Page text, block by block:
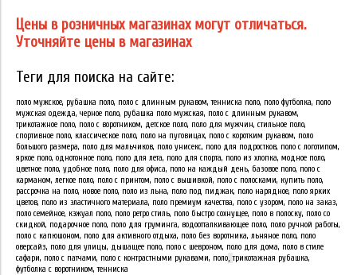
Цены в розничных магазинах могут отличаться.
Уточняйте цены в магазинах
Теги для поиска на сайте:
поло мужское, рубашка поло, поло с длинным рукавом, тенниска поло, поло футболка, поло
мужская одежда, черное поло, рубашка поло мужская, поло с длинным рукавом,
трикотажное поло, поло с воротником, детское поло, поло для мужчин, стильное поло,
спортивное поло, классическое поло, поло на пуговицах, поло с коротким рукавом, поло
большого размера, поло для мальчиков, поло унисекс, поло для подростков, поло с логотипом,
яркое поло, однотонное поло, поло для лета, поло для спорта, поло из хлопка, модное поло,
цветное поло, удобное поло, поло для офиса, поло на каждый день, базовое поло, поло с
карманом, легкое поло, поло с принтом, поло с вышивкой, поло с полосками, купить поло,
рассрочка на поло, новое поло, поло из льна, поло под пиджак, поло нарядное, поло ярких
цветов, поло из эластичного материала, поло премиум качества, поло с узором, поло на заказ,
поло семейное, кэжуал поло, поло ретро стиль, поло быстро сохнущее, поло в полоску, поло со
скидкой, подарочное поло, поло для груминга, водоотталкивающее поло, поло ручной работы,
поло с капюшоном, поло для активного отдыха, поло без воротника, льняное поло, поло
оверсайз, поло для улицы, дышащее поло, поло с шевроном, поло для дома, поло в стиле
сафари, поло с патчами, поло с контрастными рукавами, поло,трикотажная рубашка,
футболка с воротником, тенниска